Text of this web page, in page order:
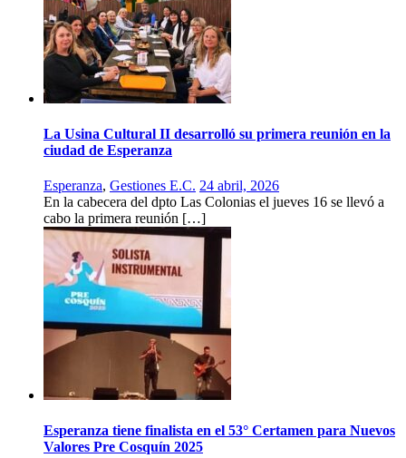
La Usina Cultural II desarrolló su primera reunión en la
ciudad de Esperanza
Esperanza, Gestiones E.C. 24 abril, 2026
En la cabecera del dpto Las Colonias el jueves 16 se llevó a
cabo la primera reunión […]
Esperanza tiene finalista en el 53° Certamen para Nuevos
Valores Pre Cosquín 2025